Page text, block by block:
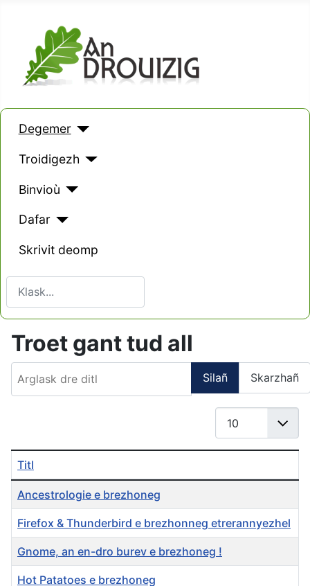
Degemer
Troidigezh
Binvioù
Dafar
Skrivit deomp
Type 2 or more characters for results.
Troet gant tud all
Silañ Skarzhañ
Titl
Ancestrologie e brezhoneg
Firefox & Thunderbird e brezhonneg etrerannyezhel
Gnome, an en-dro burev e brezhoneg !
Hot Patatoes e brezhoneg